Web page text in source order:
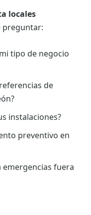
locales
preguntar:
tipo de negocio
de
instalaciones?
preventivo en
emergencias fuera